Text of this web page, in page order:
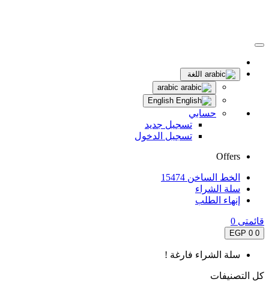
اللغة
حسابي
تسجيل جديد
تسجيل الدخول
Offers
الخط الساخن 15474
سلة الشراء
إنهاء الطلب
قائمتى 0
0
0 EGP
سلة الشراء فارغة !
كل التصنيفات